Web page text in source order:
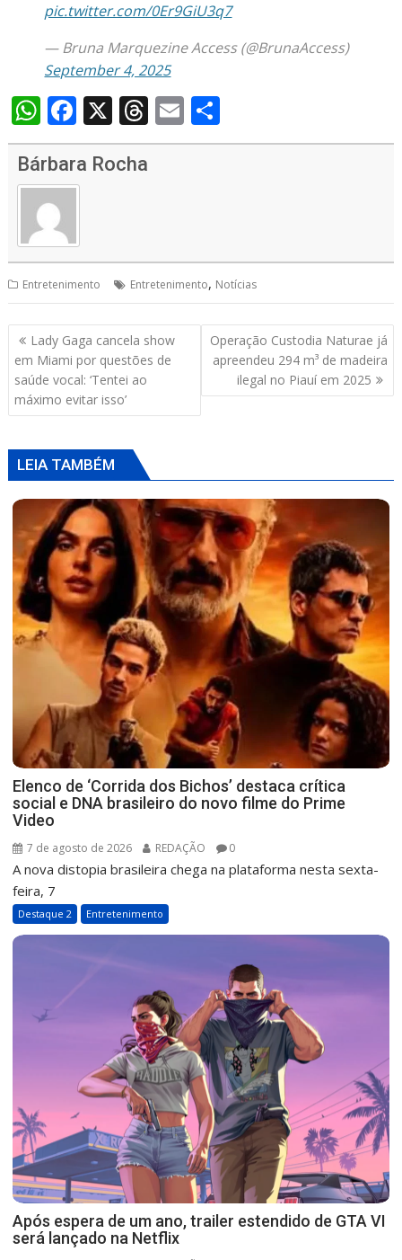
pic.twitter.com/0Er9GiU3q7
— Bruna Marquezine Access (@BrunaAccess)
September 4, 2025
W
h
at
s
A
p
p
F
ac
e
b
o
k
X T
h
s
E
m h
Bárbara Rocha
Entretenimento Entretenimento, Notícias
Navegação
de
Post
Lady Gaga cancela show
em Miami por questões de
saúde vocal: ‘Tentei ao
máximo evitar isso’
Operação Custodia Naturae já
apreendeu 294 m³ de madeira
ilegal no Piauí em 2025
LEIA TAMBÉM
Elenco de ‘Corrida dos Bichos’ destaca crítica
social e DNA brasileiro do novo filme do Prime
Video
7 de agosto de 2026 REDAÇÃO 0
A nova distopia brasileira chega na plataforma nesta sexta-
feira, 7
Destaque 2 Entretenimento
Após espera de um ano, trailer estendido de GTA VI
será lançado na Netflix